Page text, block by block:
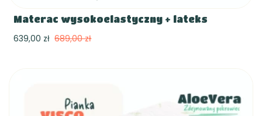
Materac wysokoelastyczny + lateks
639,00 zł 689,00 zł